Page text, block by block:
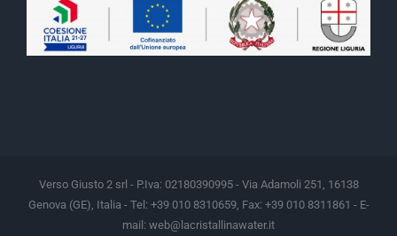
Verso Giusto 2 srl - P.Iva: 02180390995 - Via Adamoli 251, 16138
Genova (GE), Italia - Tel: +39 010 8310659, Fax: +39 010 8311861 - E-
mail: web@lacristallinawater.it